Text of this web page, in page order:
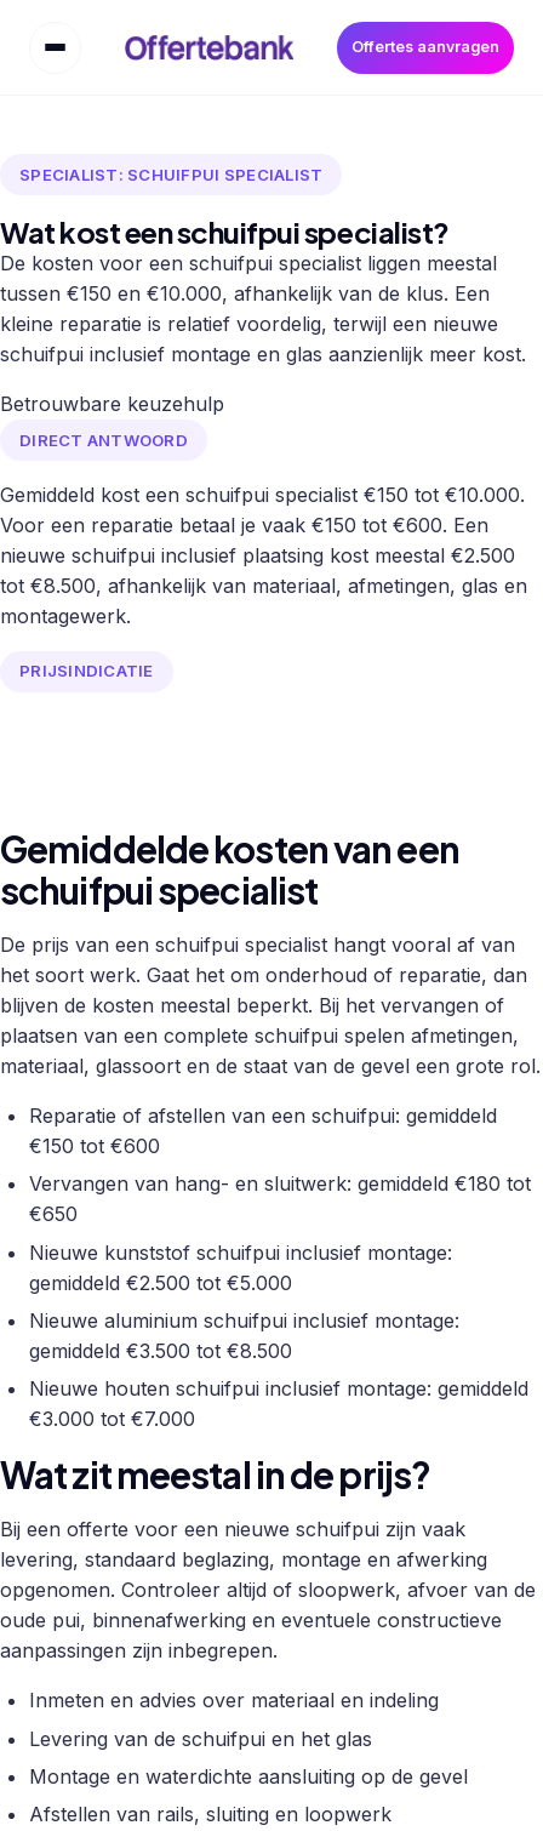
Offertes aanvragen
SPECIALIST: SCHUIFPUI SPECIALIST
Wat kost een schuifpui specialist?
De kosten voor een schuifpui specialist liggen meestal
tussen €150 en €10.000, afhankelijk van de klus. Een
kleine reparatie is relatief voordelig, terwijl een nieuwe
schuifpui inclusief montage en glas aanzienlijk meer kost.
Betrouwbare keuzehulp
DIRECT ANTWOORD
Gemiddeld kost een schuifpui specialist €150 tot €10.000.
Voor een reparatie betaal je vaak €150 tot €600. Een
nieuwe schuifpui inclusief plaatsing kost meestal €2.500
tot €8.500, afhankelijk van materiaal, afmetingen, glas en
montagewerk.
PRIJSINDICATIE
Gemiddelde kosten van een
schuifpui specialist
De prijs van een schuifpui specialist hangt vooral af van
het soort werk. Gaat het om onderhoud of reparatie, dan
blijven de kosten meestal beperkt. Bij het vervangen of
plaatsen van een complete schuifpui spelen afmetingen,
materiaal, glassoort en de staat van de gevel een grote rol.
Reparatie of afstellen van een schuifpui: gemiddeld
€150 tot €600
Vervangen van hang- en sluitwerk: gemiddeld €180 tot
€650
Nieuwe kunststof schuifpui inclusief montage:
gemiddeld €2.500 tot €5.000
Nieuwe aluminium schuifpui inclusief montage:
gemiddeld €3.500 tot €8.500
Nieuwe houten schuifpui inclusief montage: gemiddeld
€3.000 tot €7.000
Wat zit meestal in de prijs?
Bij een offerte voor een nieuwe schuifpui zijn vaak
levering, standaard beglazing, montage en afwerking
opgenomen. Controleer altijd of sloopwerk, afvoer van de
oude pui, binnenafwerking en eventuele constructieve
aanpassingen zijn inbegrepen.
Inmeten en advies over materiaal en indeling
Levering van de schuifpui en het glas
Montage en waterdichte aansluiting op de gevel
Afstellen van rails, sluiting en loopwerk